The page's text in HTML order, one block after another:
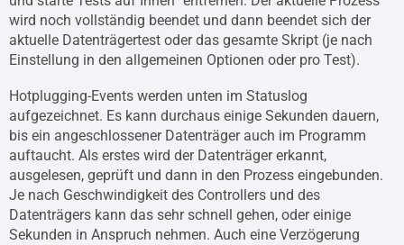
wird noch vollständig beendet und dann beendet sich der
aktuelle Datenträgertest oder das gesamte Skript (je nach
Einstellung in den allgemeinen Optionen oder pro Test).
Hotplugging-Events werden unten im Statuslog
aufgezeichnet. Es kann durchaus einige Sekunden dauern,
bis ein angeschlossener Datenträger auch im Programm
auftaucht. Als erstes wird der Datenträger erkannt,
ausgelesen, geprüft und dann in den Prozess eingebunden.
Je nach Geschwindigkeit des Controllers und des
Datenträgers kann das sehr schnell gehen, oder einige
Sekunden in Anspruch nehmen. Auch eine Verzögerung